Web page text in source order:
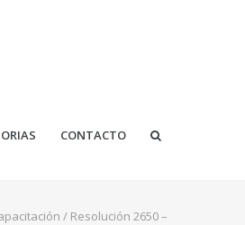
CONTACTO
/ Resolución 2650 –